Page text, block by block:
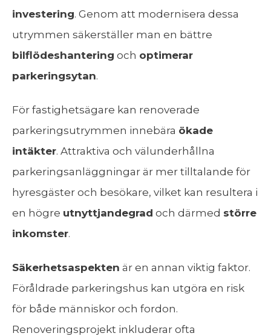
investering. Genom att modernisera dessa
utrymmen säkerställer man en bättre
bilflödeshantering och optimerar
parkeringsytan.
För fastighetsägare kan renoverade
parkeringsutrymmen innebära ökade
intäkter. Attraktiva och välunderhållna
parkeringsanläggningar är mer tilltalande för
hyresgäster och besökare, vilket kan resultera i
en högre utnyttjandegrad och därmed större
inkomster.
Säkerhetsaspekten är en annan viktig faktor.
Föråldrade parkeringshus kan utgöra en risk
för både människor och fordon.
Renoveringsprojekt inkluderar ofta